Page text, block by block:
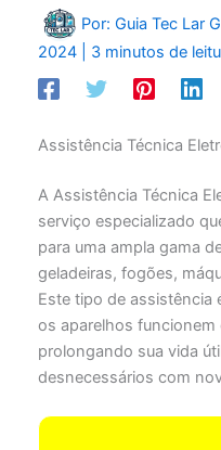
Por: Guia Tec Lar
2024
3 minutos de
Assistência Técnica
A Assistência Técnica
serviço especializado
para uma ampla gama
geladeiras, fogões,
Este tipo de assistência
os aparelhos funcionem
prolongando sua vida
desnecessários com